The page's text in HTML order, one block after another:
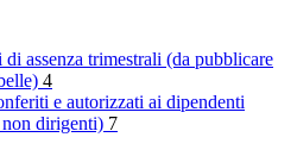
di assenza trimestrali (da pubblicare
4
e autorizzati ai dipendenti
dirigenti) 7